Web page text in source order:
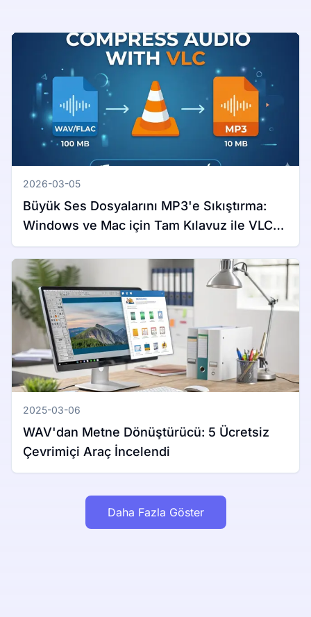
2026-03-05
Büyük Ses Dosyalarını MP3'e Sıkıştırma:
Windows ve Mac için Tam Kılavuz ile VLC
Kullanımı
2025-03-06
WAV'dan Metne Dönüştürücü: 5 Ücretsiz
Çevrimiçi Araç İncelendi
Daha Fazla Göster